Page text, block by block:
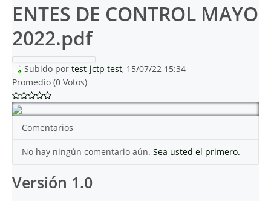
ENTES DE CONTROL MAYO
2022.pdf
Subido por test-jctp test, 15/07/22 15:34
Promedio (0 Votos)
Comentarios
No hay ningún comentario aún. Sea usted el primero.
Versión 1.0